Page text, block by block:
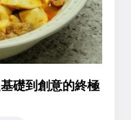
礎到創意的終極